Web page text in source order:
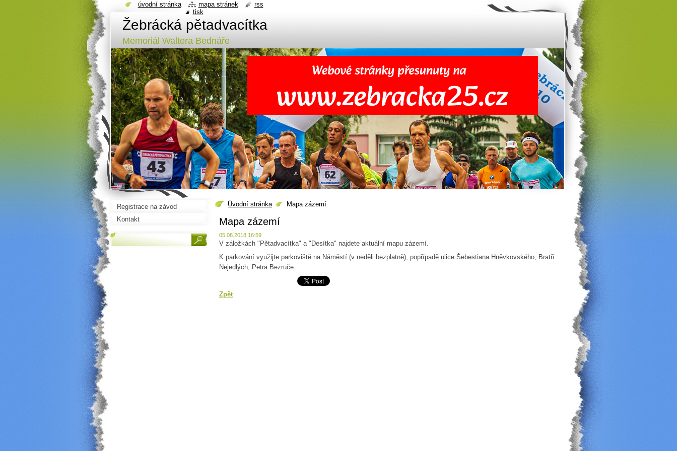
Žebrácká pětadvacítka
Memoriál Waltera Bednáře
Úvodní stránka Mapa zázemí
Mapa zázemí
05.08.2018 16:59
V záložkách "Pětadvacítka" a "Desítka" najdete aktuální mapu zázemí.
K parkování využijte parkoviště na Náměstí (v neděli bezplatně), popřípadě ulice Šebestiana Hněvkovského, Bratří
Nejedlých, Petra Bezruče.
Zpět
Registrace na závod
Kontakt
úvodní stránka mapa stránek
rss
tisk